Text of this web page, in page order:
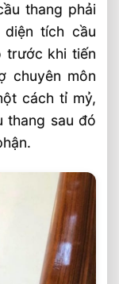
thang phải
tích cầu
trước khi tiến
chuyên môn
cách tỉ mỷ,
thang sau đó